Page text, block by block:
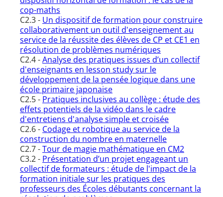
cop-maths
C2.3 - Un dispositif de formation pour construire
collaborativement un outil d'enseignement au
service de la réussite des élèves de CP et CE1 en
résolution de problèmes numériques
C2.4 -Analyse des pratiques issues d’un collectif
d'enseignants en lesson study sur le
développement de la pensée logique dans une
école primaire japonaise
C2.5 - Pratiques inclusives au collège : étude des
effets potentiels de la vidéo dans le cadre
d'entretiens d'analyse simple et croisée
C2.6 - Codage et robotique au service de la
construction du nombre en maternelle
C2.7 -Tour de magie mathématique en CM2
C3.2 - Présentation d’un projet engageant un
collectif de formateurs : étude de l'impact de la
formation initiale sur les pratiques des
professeurs des Écoles débutants concernant la